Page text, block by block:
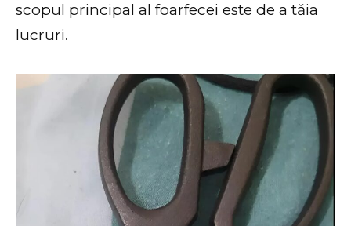
scopul principal al foarfecei este de a tăia
lucruri.